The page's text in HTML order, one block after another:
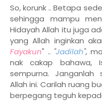
So, korunk .. Betapa
sehingga mampu
Hidayah Allah itu juga
yang Allah inginkan
Fayakun" .. "Jadilah",
nak cakap bahawa,
sempurna. Janganlah
Allah ini. Carilah ruang
berpegang teguh